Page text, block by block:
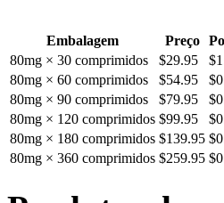
Embalagem Preço
80mg × 30 comprimidos
$29.95
80mg × 60 comprimidos
$54.95
80mg × 90 comprimidos
$79.95
80mg × 120 comprimidos $99.95
80mg × 180 comprimidos $139.95
80mg × 360 comprimidos $259.95